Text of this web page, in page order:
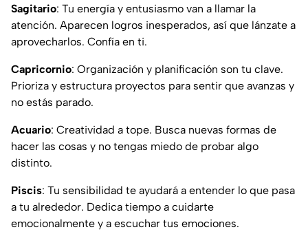
Sagitario: Tu energía y entusiasmo van a llamar la
atención. Aparecen logros inesperados, así que lánzate a
aprovecharlos. Confía en ti.
Capricornio: Organización y planificación son tu clave.
Prioriza y estructura proyectos para sentir que avanzas y
no estás parado.
Acuario: Creatividad a tope. Busca nuevas formas de
hacer las cosas y no tengas miedo de probar algo
distinto.
Piscis: Tu sensibilidad te ayudará a entender lo que pasa
a tu alrededor. Dedica tiempo a cuidarte
emocionalmente y a escuchar tus emociones.